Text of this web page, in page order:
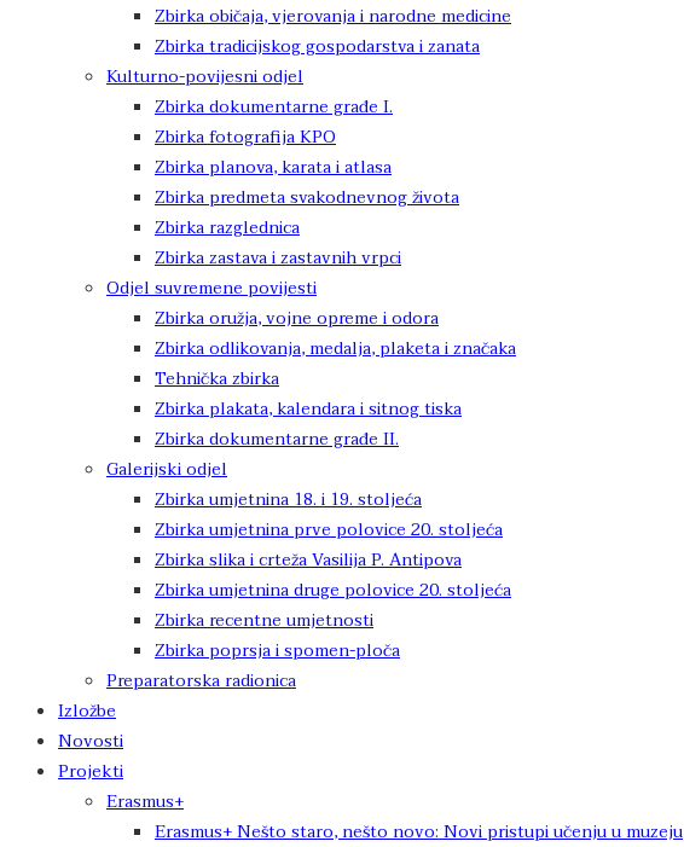
Zbirka običaja, vjerovanja i narodne medicine
Zbirka tradicijskog gospodarstva i zanata
Kulturno-povijesni odjel
Zbirka dokumentarne građe I.
Zbirka fotografija KPO
Zbirka planova, karata i atlasa
Zbirka predmeta svakodnevnog života
Zbirka razglednica
Zbirka zastava i zastavnih vrpci
Odjel suvremene povijesti
Zbirka oružja, vojne opreme i odora
Zbirka odlikovanja, medalja, plaketa i značaka
Tehnička zbirka
Zbirka plakata, kalendara i sitnog tiska
Zbirka dokumentarne građe II.
Galerijski odjel
Zbirka umjetnina 18. i 19. stoljeća
Zbirka umjetnina prve polovice 20. stoljeća
Zbirka slika i crteža Vasilija P. Antipova
Zbirka umjetnina druge polovice 20. stoljeća
Zbirka recentne umjetnosti
Zbirka poprsja i spomen-ploča
Preparatorska radionica
Izložbe
Novosti
Projekti
Erasmus+
Erasmus+ Nešto staro, nešto novo: Novi pristupi učenju u muzeju